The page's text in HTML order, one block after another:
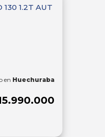
1.2T AUT
en Huechuraba